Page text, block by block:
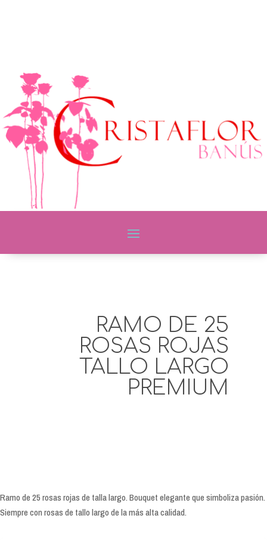
RAMO DE 25
ROSAS ROJAS
TALLO LARGO
PREMIUM
Ramo de 25 rosas rojas de talla largo. Bouquet elegante que simboliza pasión.
Siempre con rosas de tallo largo de la más alta calidad.